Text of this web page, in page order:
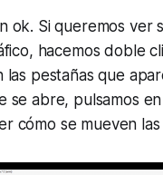
ok. Si queremos ver
hacemos doble
las pestañas que
se abre, pulsamos
cómo se mueven las